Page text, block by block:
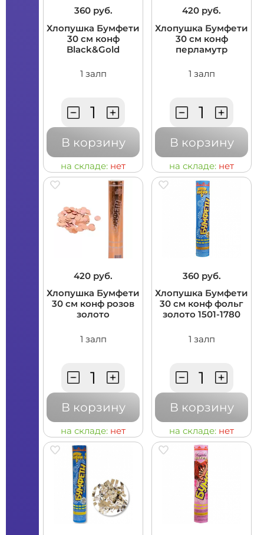
360 руб.
Хлопушка Бумфети
30 см конф
Black&Gold
1 залп
В корзину
на складе: нет
420 руб.
Хлопушка Бумфети
30 см конф
перламутр
1 залп
В корзину
на складе: нет
420 руб.
Хлопушка Бумфети
30 см конф розов
золото
1 залп
В корзину
на складе: нет
360 руб.
Хлопушка Бумфети
30 см конф фольг
золото 1501-1780
1 залп
В корзину
на складе: нет